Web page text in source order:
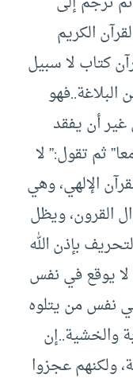
الكريم
كتاب لا سبيل
أن يفقد
ثم تقول:” لا
الإلهي، وهي
القرون، ويظل
بإذن الله
لا يوقع في نفس
نفس من يتلوه
والخشية..إن
ولكنهم عجزوا